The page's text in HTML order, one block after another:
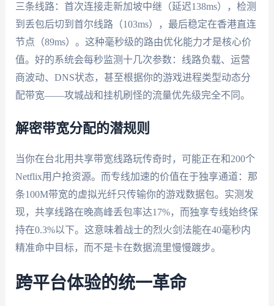
三条线路：首次连接走新加坡中继（延迟138ms），检测
到丢包后切到首尔线路（103ms），最后稳定在香港直连
节点（89ms）。这种毫秒级的路由优化能力才是核心价
值。好的系统会每秒监测十几次参数：线路负载、运营
商波动、DNS状态，甚至根据你的游戏进程类型动态分
配带宽——攻城战和挂机刷怪的流量优先级完全不同。
解密带宽分配的潜规则
当你在台北用共享带宽线路玩传奇时，可能正在和200个
Netflix用户抢资源。而专线加速的价值在于独享通道：那
条100M带宽的虚拟光纤只传输你的游戏数据包。实测发
现，共享线路在晚高峰丢包率达17%，而独享专线始终保
持在0.3%以下。这意味着战士的烈火剑法能在40毫秒内
精准命中目标，而不是卡在数据流里慢慢踱步。
跨平台体验的统一革命